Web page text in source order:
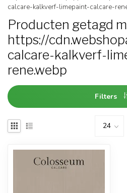
calcare-kalkverf-limepaint-calcare-
Producten getagd
https://
calcare-kalkverf-
rene.webp
Filters